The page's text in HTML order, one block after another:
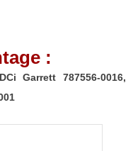
:
Garrett 787556-0016,